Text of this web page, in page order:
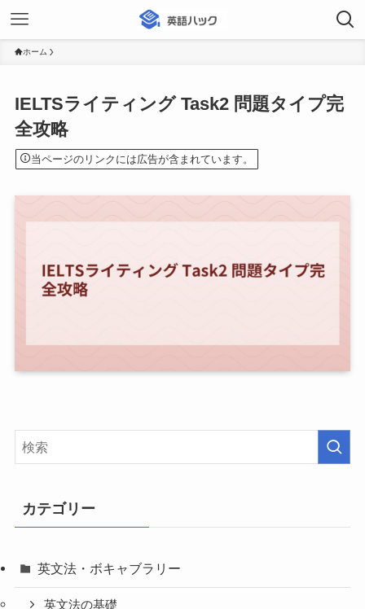
ホーム
IELTSライティング Task2 問題タイプ完
全攻略
当ページのリンクには広告が含まれています。
カテゴリー
英文法・ボキャブラリー
英文法の基礎